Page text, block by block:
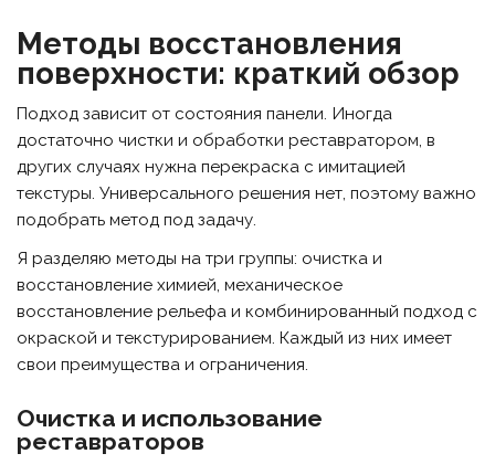
Методы восстановления
поверхности: краткий обзор
Подход зависит от состояния панели. Иногда
достаточно чистки и обработки реставратором, в
других случаях нужна перекраска с имитацией
текстуры. Универсального решения нет, поэтому важно
подобрать метод под задачу.
Я разделяю методы на три группы: очистка и
восстановление химией, механическое
восстановление рельефа и комбинированный подход с
окраской и текстурированием. Каждый из них имеет
свои преимущества и ограничения.
Очистка и использование
реставраторов